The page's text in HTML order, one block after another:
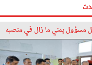
يمني ما زال في منصبه